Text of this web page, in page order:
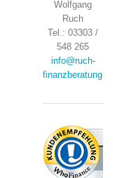
Wolfgang
Ruch
Tel.: 03303 /
548 265
info@ruch-
finanzberatung.de